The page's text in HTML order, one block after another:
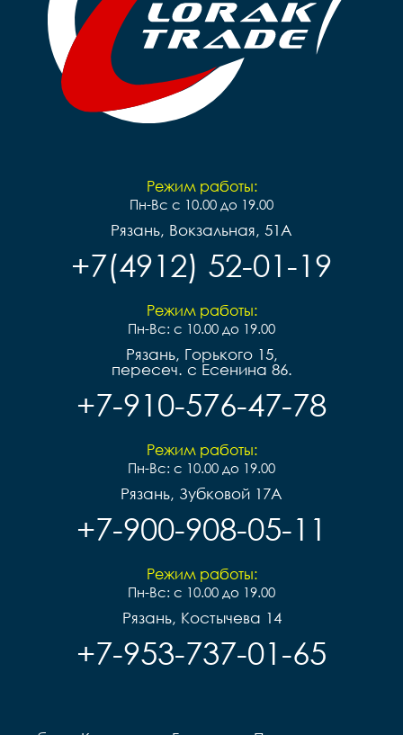
Режим работы:
Пн-Вс с 10.00 до 19.00
Рязань, Вокзальная, 51А
+7(4912) 52-01-19
Режим работы:
Пн-Вс: с 10.00 до 19.00
Рязань, Горького 15,
пересеч. с Есенина 86.
+7-910-576-47-78
Режим работы:
Пн-Вс: с 10.00 до 19.00
Рязань, Зубковой 17А
+7-900-908-05-11
Режим работы:
Пн-Вс: с 10.00 до 19.00
Рязань, Костычева 14
+7-953-737-01-65